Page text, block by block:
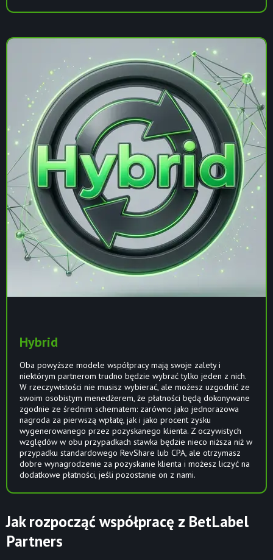
Hybrid
Oba powyższe modele współpracy mają swoje zalety i
niektórym partnerom trudno będzie wybrać tylko jeden z nich.
W rzeczywistości nie musisz wybierać, ale możesz uzgodnić ze
swoim osobistym menedżerem, że płatności będą dokonywane
zgodnie ze średnim schematem: zarówno jako jednorazowa
nagroda za pierwszą wpłatę, jak i jako procent zysku
wygenerowanego przez pozyskanego klienta. Z oczywistych
względów w obu przypadkach stawka będzie nieco niższa niż w
przypadku standardowego RevShare lub CPA, ale otrzymasz
dobre wynagrodzenie za pozyskanie klienta i możesz liczyć na
dodatkowe płatności, jeśli pozostanie on z nami.
Jak rozpocząć współpracę z BetLabel
Partners